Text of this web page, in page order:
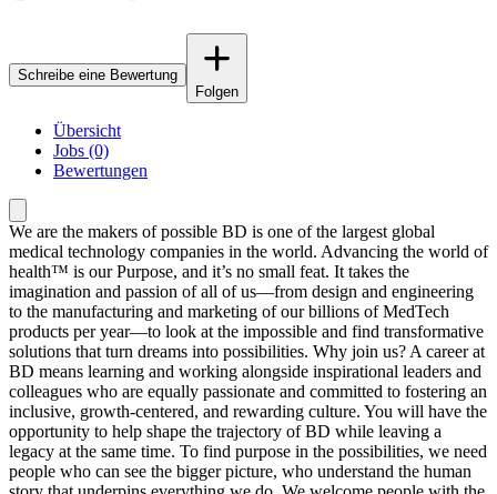
Schreibe eine Bewertung
Folgen
Übersicht
Jobs (0)
Bewertungen
We are the makers of possible BD is one of the largest global
medical technology companies in the world. Advancing the world of
health™ is our Purpose, and it’s no small feat. It takes the
imagination and passion of all of us—from design and engineering
to the manufacturing and marketing of our billions of MedTech
products per year—to look at the impossible and find transformative
solutions that turn dreams into possibilities. Why join us? A career at
BD means learning and working alongside inspirational leaders and
colleagues who are equally passionate and committed to fostering an
inclusive, growth-centered, and rewarding culture. You will have the
opportunity to help shape the trajectory of BD while leaving a
legacy at the same time. To find purpose in the possibilities, we need
people who can see the bigger picture, who understand the human